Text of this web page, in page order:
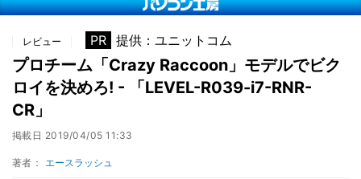
レビュー PR 提供：ユニットコム
プロチーム「Crazy Raccoon」モデルでビク
ロイを決めろ! - 「LEVEL-R039-i7-RNR-
CR」
掲載日 2019/04/05 11:33
著者： エースラッシュ